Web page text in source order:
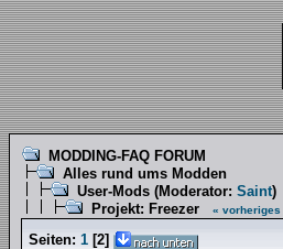
MODDING-FAQ FORUM
Alles rund ums Modden
User-Mods (Moderator: Saint)
Projekt: Freezer
« vorheriges
Seiten: 1 [2]